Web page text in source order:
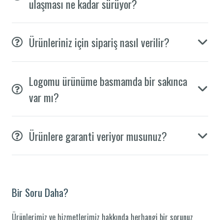
ulaşması ne kadar sürüyor?
Ürünleriniz için sipariş nasıl verilir?
Logomu ürünüme basmamda bir sakınca
var mı?
Ürünlere garanti veriyor musunuz?
Bir Soru Daha?
Ürünlerimiz ve hizmetlerimiz hakkında herhangi bir sorunuz